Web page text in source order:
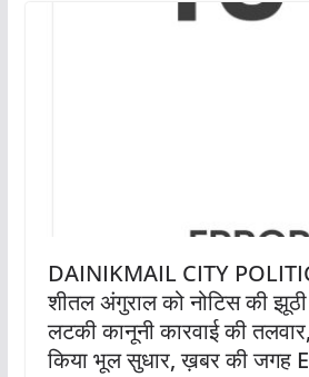
DAINIKMAIL CITY
शीतल अंगुराल को नोटिस की
लटकी कानूनी कारवाई की
किया भूल सुधार, ख़बर की जगह